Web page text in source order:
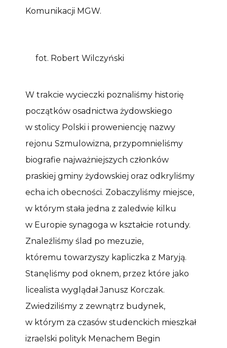
Komunikacji MGW.
fot. Robert Wilczyński
W trakcie wycieczki poznaliśmy historię
początków osadnictwa żydowskiego
w stolicy Polski i proweniencję nazwy
rejonu Szmulowizna, przypomnieliśmy
biografie najważniejszych członków
praskiej gminy żydowskiej oraz odkryliśmy
echa ich obecności. Zobaczyliśmy miejsce,
w którym stała jedna z zaledwie kilku
w Europie synagoga w kształcie rotundy.
Znaleźliśmy ślad po mezuzie,
któremu towarzyszy kapliczka z Maryją.
Stanęliśmy pod oknem, przez które jako
licealista wyglądał Janusz Korczak.
Zwiedziliśmy z zewnątrz budynek,
w którym za czasów studenckich mieszkał
izraelski polityk Menachem Begin